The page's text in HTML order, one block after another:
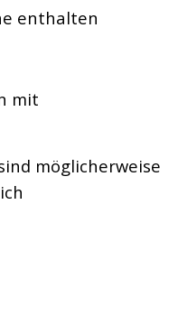
enthalten
mit
möglicherweise